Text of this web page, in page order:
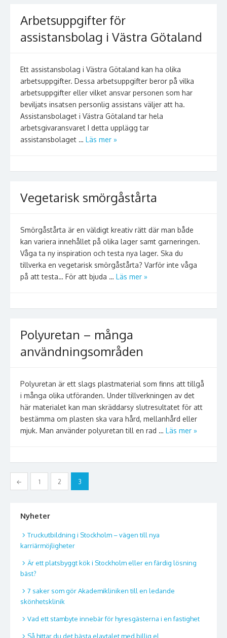
Arbetsuppgifter för
assistansbolag i Västra Götaland
Ett assistansbolag i Västra Götaland kan ha olika
arbetsuppgifter. Dessa arbetsuppgifter beror på vilka
arbetsuppgifter eller vilket ansvar personen som har
beviljats insatsen personlig assistans väljer att ha.
Assistansbolaget i Västra Götaland tar hela
arbetsgivaransvaret I detta upplägg tar
assistansbolaget … Läs mer »
Vegetarisk smörgåstårta
Smörgåstårta är en väldigt kreativ rätt där man både
kan variera innehållet på olika lager samt garneringen.
Våga ta ny inspiration och testa nya lager. Ska du
tillverka en vegetarisk smörgåstårta? Varför inte våga
på att testa… För att bjuda … Läs mer »
Polyuretan – många
användningsområden
Polyuretan är ett slags plastmaterial som finns att tillgå
i många olika utföranden. Under tillverkningen av det
här materialet kan man skräddarsy slutresultatet för att
bestämma om plasten ska vara hård, mellanhård eller
mjuk. Man använder polyuretan till en rad … Läs mer »
Inläggsnavigering
← 1 2 3
Nyheter
Truckutbildning i Stockholm – vägen till nya
karriärmöjligheter
Är ett platsbyggt kök i Stockholm eller en färdig lösning
bäst?
7 saker som gör Akademikliniken till en ledande
skönhetsklinik
Vad ett stambyte innebär för hyresgästerna i en fastighet
Så hittar du det bästa elavtalet med billig el